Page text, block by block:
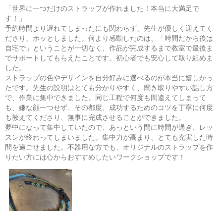
パラコードで作るミニバッグ
08/15(土) 10:00-14:00
東京 （東横線）学芸大学駅から徒歩15分
08/15(土) 11:00-15:00
東京 （東横線）学芸大学駅から徒歩15分
​「世界に一つだけのストラップが作れました！本当に大満足で
す！」
​予約時間より遅れてしまったにも関わらず、先生が優しく迎えてく
ださり、ホッとしました。何より感動したのは、「時間だから後は
自宅で」ということが一切なく、作品が完成するまで教室で最後ま
でサポートしてもらえたことです。初心者でも安心して取り組めま
した。
ストラップの色やデザインを自分好みに選べるのが本当に嬉しかっ
たです。先生の説明はとても分かりやすく、聞き取りやすい話し方
で、作業に集中できました。同じ工程で何度も間違えてしまって
も、嫌な顔一つせず、その都度、成功するためのコツを丁寧に何度
も教えてくださり、無事に完成させることができました。
夢中になって集中していたので、あっという間に時間が過ぎ、レッ
スンが終わってしまいました。集中力が高まり、とても充実した時
間を過ごせました。不器用な方でも、オリジナルのストラップを作
りたい方には心からおすすめしたいワークショップです！